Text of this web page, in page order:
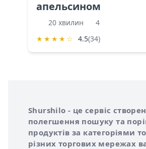
апельсином
20 хвилин
4
★ ★ ★ ★ ☆ 4.5(34)
Про сервіс Shurshilo
Shurshilo - це сервіс
полегшення пошуку та
продуктів за категоріями
різних торгових мережах